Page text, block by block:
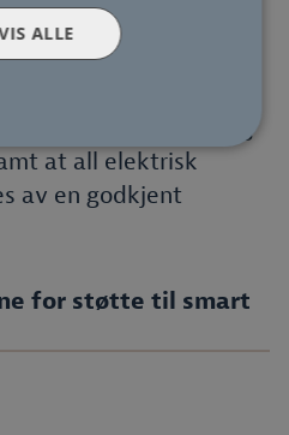
eller tilknytning
at all elektrisk
av en godkjent
for støtte til smart
ALLE